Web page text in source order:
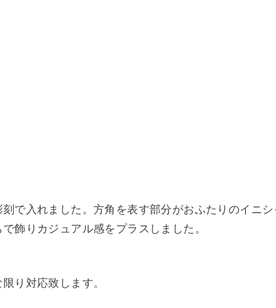
で入れました。 方角を表す部分がおふたりのイニ
飾りカジュアル感をプラスしました。
り対応致します。